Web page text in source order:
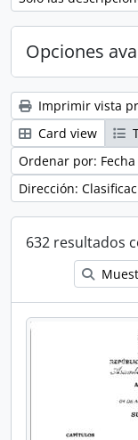
Opciones
Imprimir vista
Card view
Ordenar por:
Dirección:
632 resultados